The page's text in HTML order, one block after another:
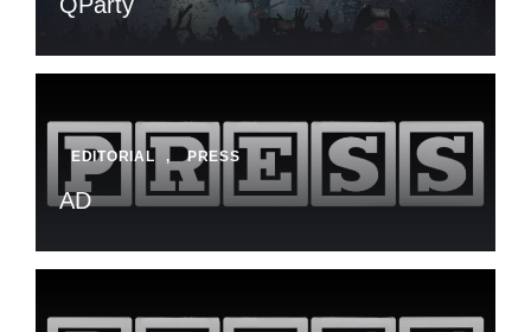
EDITORIAL , PRESS
AD